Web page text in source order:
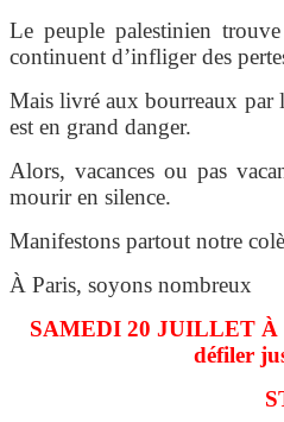
Le peuple palestinien
continuent d’infliger des
Mais livré aux bourreaux par
est en grand danger.
Alors, vacances ou pas
mourir en silence.
Manifestons partout notre
À Paris, soyons nombreux
SAMEDI 20 JUILLET
défiler